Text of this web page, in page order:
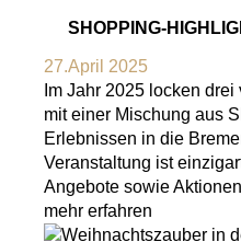
SHOPPING-
27.April 2025
Im Jahr 2025 locken
mit einer Mischung aus
Erlebnissen in die
Veranstaltung ist
Angebote sowie
mehr erfahren